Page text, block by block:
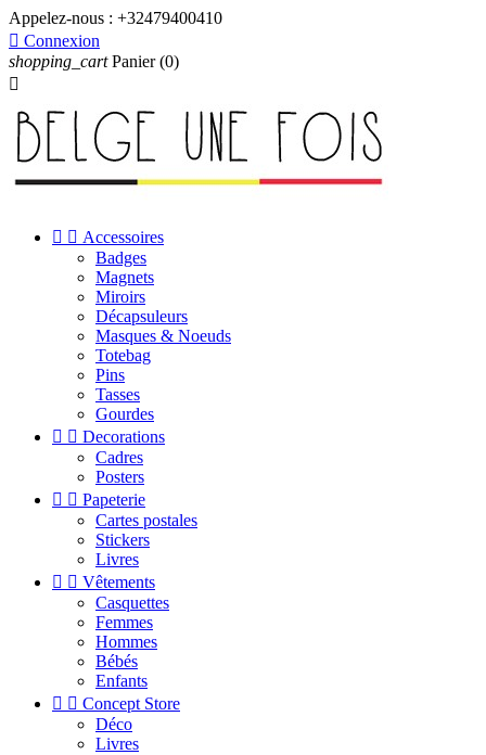
Appelez-nous : +32479400410
 Connexion
shopping_cart Panier (0)

  Accessoires
Badges
Magnets
Miroirs
Décapsuleurs
Masques & Noeuds
Totebag
Pins
Tasses
Gourdes
  Decorations
Cadres
Posters
  Papeterie
Cartes postales
Stickers
Livres
  Vêtements
Casquettes
Femmes
Hommes
Bébés
Enfants
  Concept Store
Déco
Livres